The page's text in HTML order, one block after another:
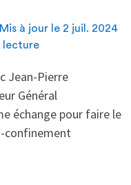
Mis à jour le 2 juil. 2024
lecture
Jean-Pierre
Général
échange pour faire le
confinement